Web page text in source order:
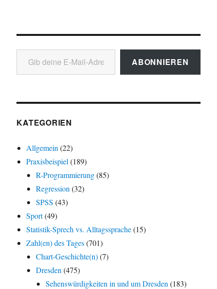
Gib deine E-Mail-Adresse ein ...
ABONNIEREN
KATEGORIEN
Allgemein (22)
Praxisbeispiel (189)
R-Programmierung(85)
Regression (32)
SPSS (43)
Sport(49)
Statistik-Sprech vs. Alltagssprache(15)
Zahl(en) des Tages(701)
Chart-Geschichte(n)(7)
Dresden (475)
Sehenswürdigkeiten in und um Dresden (183)